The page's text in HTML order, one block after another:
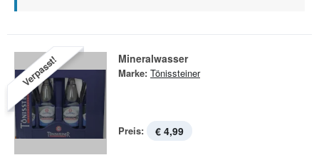
Verpasst! Mineralwasser
Marke: Tönissteiner
Preis: € 4,99